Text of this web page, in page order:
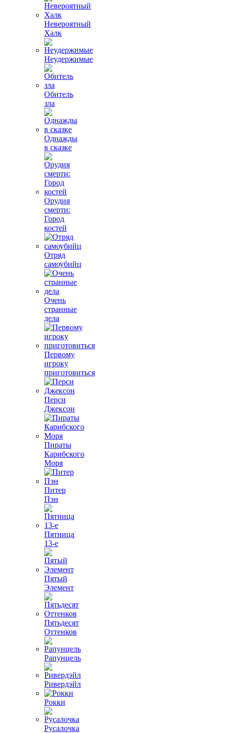
Невероятный
Халк
Неудержимые
Обитель
зла
Однажды
в сказке
Орудия
смерти:
Город
костей
Отряд
самоубийц
Очень
странные
дела
Первому
игроку
приготовиться
Перси
Джексон
Пираты
Карибского
Моря
Питер
Пэн
Пятница
13-е
Пятый
Элемент
Пятьдесят
Оттенков
Рапунцель
Ривердэйл
Рокки
Русалочка